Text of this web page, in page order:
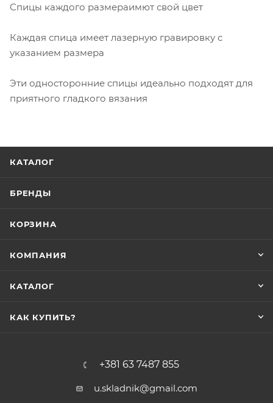
Спицы каждого размераимют свой цвет
Каждая спица имеет лазерную гравировку с
указанием размера
Эти односторонние спицы идеально подходят для
приятного гладкого вязания
КАТАЛОГ
БРЕНДЫ
КОРЗИНА
КОМПАНИЯ
КАТАЛОГ
КАК КУПИТЬ?
+381 63 7487 855
u.skladnik@gmail.com